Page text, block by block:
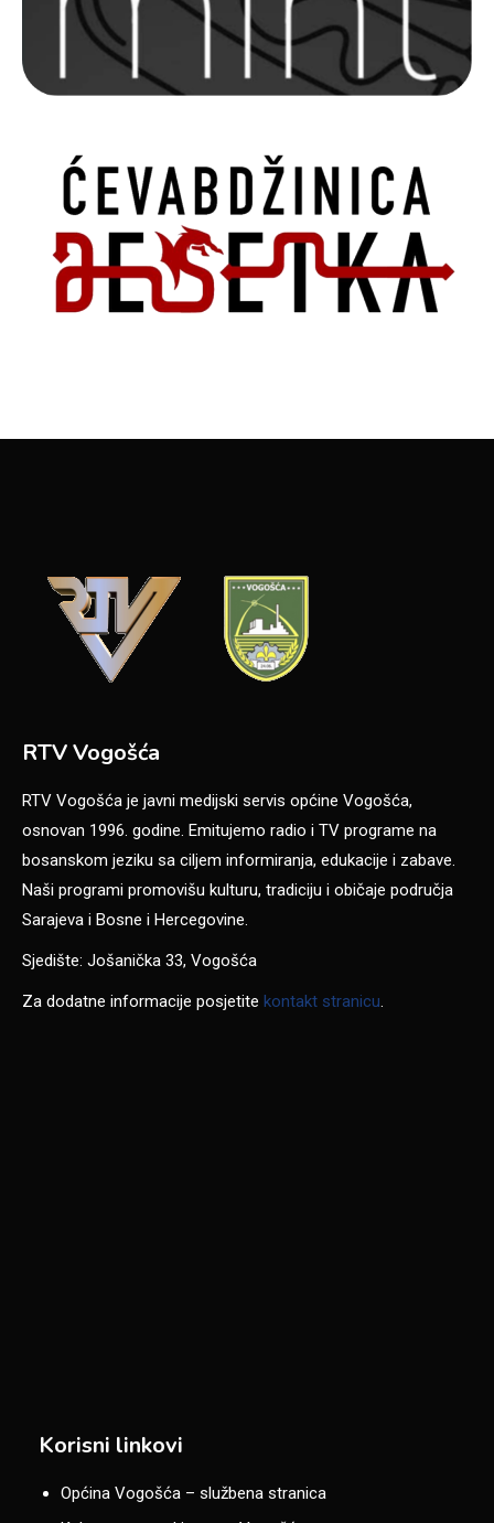
RTV Vogošća
RTV Vogošća je javni medijski servis općine Vogošća,
osnovan 1996. godine. Emitujemo radio i TV programe na
bosanskom jeziku sa ciljem informiranja, edukacije i zabave.
Naši programi promovišu kulturu, tradiciju i običaje područja
Sarajeva i Bosne i Hercegovine.
Sjedište: Jošanička 33, Vogošća
Za dodatne informacije posjetite kontakt stranicu.
Korisni linkovi
Općina Vogošća – službena stranica